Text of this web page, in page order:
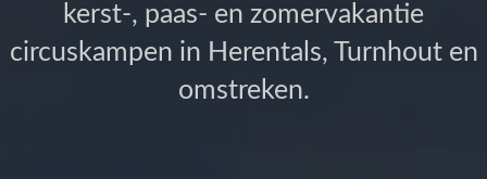
kerst-, paas- en zomervakantie
circuskampen in Herentals, Turnhout en
omstreken.